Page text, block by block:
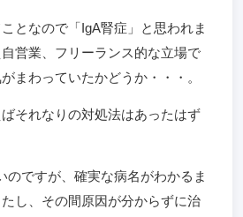
となので「IgA腎症」と思われま
営業、フリーランス的な立場で
まわっていたかどうか・・・。
それなりの対処法はあったはず
のですが、確実な病名がわかるま
し、その間原因が分からずに治